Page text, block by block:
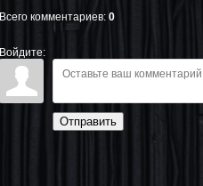
Всего комментариев: 0
Войдите:
Отправить